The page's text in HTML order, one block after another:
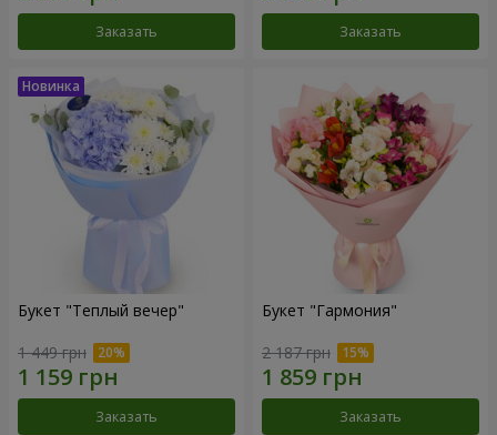
Заказать Заказать
Букет "Теплый вечер"
1 449 грн
Заказать
Букет "Гармония"
2 187 грн
Заказать